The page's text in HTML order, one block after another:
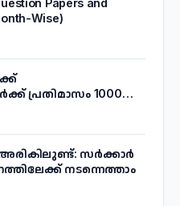
Wise)
പ്രതിമാസം 1000
'കണക്ട് ടു വർക്ക്'
സർക്കാർ
നടന്നെത്താം